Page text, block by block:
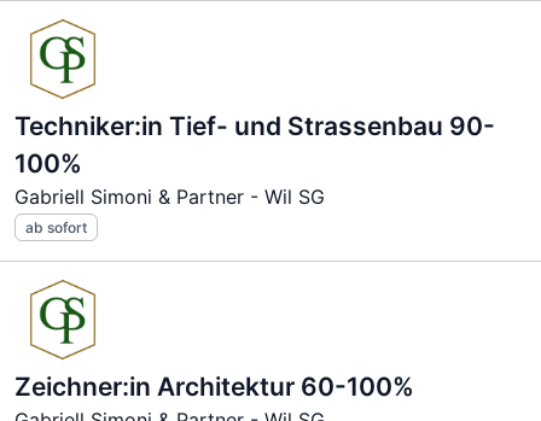
Techniker:in Tief- und Strassenbau 90-
100%
Gabriell Simoni & Partner - Wil SG
ab sofort
Zeichner:in Architektur 60-100%